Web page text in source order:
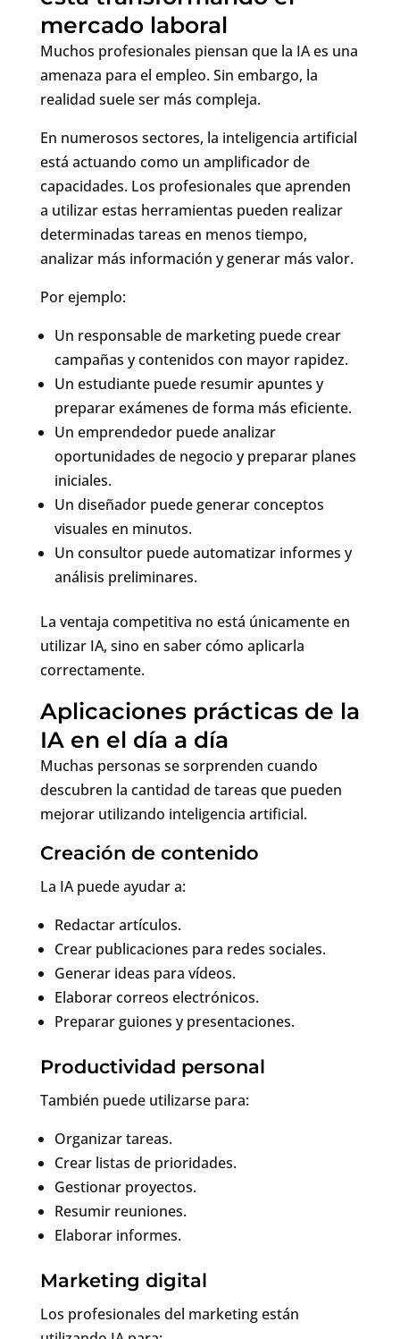
mercado laboral
Muchos profesionales piensan que la IA es una
amenaza para el empleo. Sin embargo, la
realidad suele ser más compleja.
En numerosos sectores, la inteligencia artificial
está actuando como un amplificador de
capacidades. Los profesionales que aprenden
a utilizar estas herramientas pueden realizar
determinadas tareas en menos tiempo,
analizar más información y generar más valor.
Por ejemplo:
Un responsable de marketing puede crear
campañas y contenidos con mayor rapidez.
Un estudiante puede resumir apuntes y
preparar exámenes de forma más eficiente.
Un emprendedor puede analizar
oportunidades de negocio y preparar planes
iniciales.
Un diseñador puede generar conceptos
visuales en minutos.
Un consultor puede automatizar informes y
análisis preliminares.
La ventaja competitiva no está únicamente en
utilizar IA, sino en saber cómo aplicarla
correctamente.
Aplicaciones prácticas de la
IA en el día a día
Muchas personas se sorprenden cuando
descubren la cantidad de tareas que pueden
mejorar utilizando inteligencia artificial.
Creación de contenido
La IA puede ayudar a:
Redactar artículos.
Crear publicaciones para redes sociales.
Generar ideas para vídeos.
Elaborar correos electrónicos.
Preparar guiones y presentaciones.
Productividad personal
También puede utilizarse para:
Organizar tareas.
Crear listas de prioridades.
Gestionar proyectos.
Resumir reuniones.
Elaborar informes.
Marketing digital
Los profesionales del marketing están